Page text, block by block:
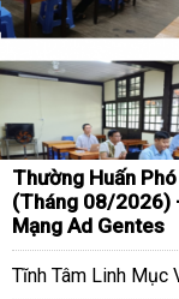
Thường Huấn
(Tháng 08/2026)
Mạng Ad Gentes
Tĩnh Tâm Linh Mục